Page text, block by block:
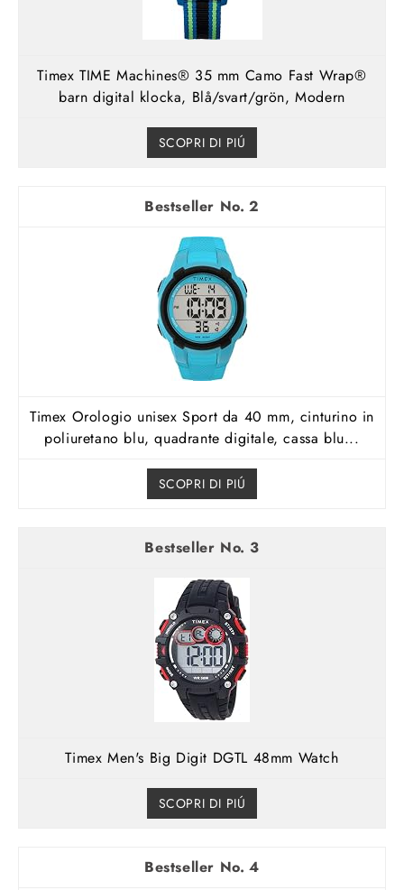
Timex TIME Machines® 35 mm Camo Fast Wrap®
barn digital klocka, Blå/svart/grön, Modern
SCOPRI DI PIÚ
2
Timex Orologio unisex Sport da 40 mm, cinturino in
poliuretano blu, quadrante digitale, cassa blu...
SCOPRI DI PIÚ
3
Timex Men's Big Digit DGTL 48mm Watch
SCOPRI DI PIÚ
4